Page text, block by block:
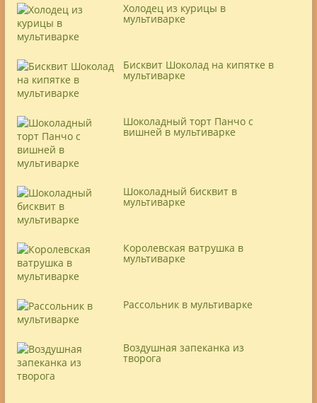
Холодец из курицы в
мультиварке
Бисквит Шоколад на кипятке в
мультиварке
Шоколадный торт Панчо с
вишней в мультиварке
Шоколадный бисквит в
мультиварке
Королевская ватрушка в
мультиварке
Рассольник в мультиварке
Воздушная запеканка из
творога